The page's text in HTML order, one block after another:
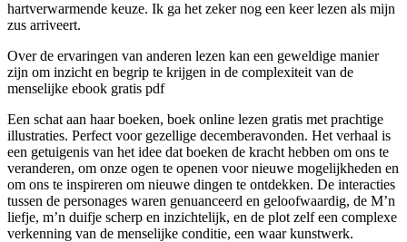
hartverwarmende keuze. Ik ga het zeker nog een keer lezen als mijn
zus arriveert.
Over de ervaringen van anderen lezen kan een geweldige manier
zijn om inzicht en begrip te krijgen in de complexiteit van de
menselijke ebook gratis pdf
Een schat aan haar boeken, boek online lezen gratis met prachtige
illustraties. Perfect voor gezellige decemberavonden. Het verhaal is
een getuigenis van het idee dat boeken de kracht hebben om ons te
veranderen, om onze ogen te openen voor nieuwe mogelijkheden en
om ons te inspireren om nieuwe dingen te ontdekken. De interacties
tussen de personages waren genuanceerd en geloofwaardig, de M’n
liefje, m’n duifje scherp en inzichtelijk, en de plot zelf een complexe
verkenning van de menselijke conditie, een waar kunstwerk.